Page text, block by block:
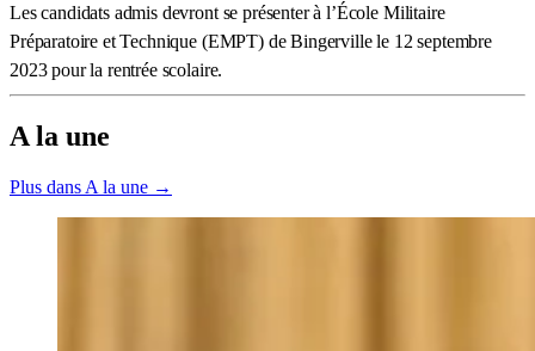
Les candidats admis devront se présenter à l’École Militaire
Préparatoire et Technique (EMPT) de Bingerville le 12 septembre
2023 pour la rentrée scolaire.
A la une
Plus dans A la une →